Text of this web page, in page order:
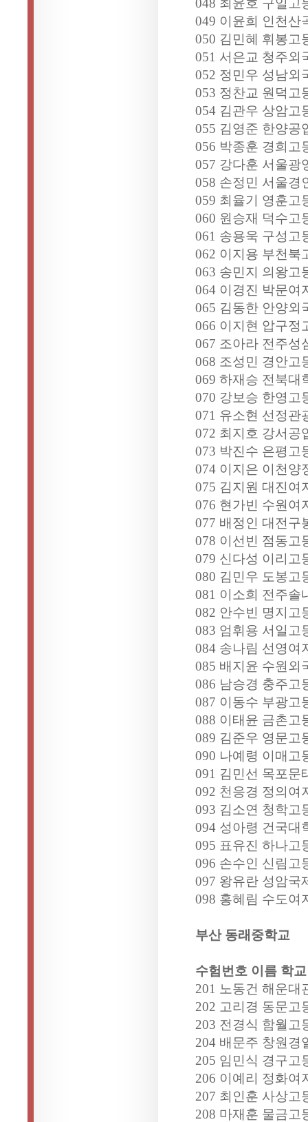
048 최윤호 구일고
049 이윤희 인천산
050 김민혜 휘봉고
051 서은교 청주외
052 정민우 성남외
053 정찬교 원덕고
054 김관우 상암고
055 김영준 한양공
056 박종훈 경희고
057 강다훈 서울광
058 손정민 서울경
059 최율기 영훈고
060 원승재 덕수고
061 송용욱 구성고
062 이지용 부천북
063 송민지 의왕고
064 이경진 박문여
065 김동한 안양외
066 이지현 압구정
067 조아라 전주성
068 조성민 경안고
069 하재승 전북대
070 강보승 한영고
071 유소현 선정관
072 최지호 강서공
073 박진수 은평고
074 이지은 이천양
075 김지원 대진여
076 현가빈 수원여
077 배정인 대전구
078 이선빈 점동고
079 신다성 이리고
080 김민우 도봉고
081 이소희 전주솔
082 안수빈 명지고
083 엄휘용 서일고
084 송나림 선영여
085 배지윤 수원외
086 남승경 충주고
087 이동수 부광고
088 이태윤 금촌고
089 김준우 영문고
090 나예령 이매고
091 김민선 목포문
092 천응경 정의여
093 김소연 청학고
094 성아령 건국대
095 표유진 하나고
096 손수인 신림고
097 왕유란 성암국
098 홍혜림 수도여
부산 동래중학교
수험번호 이름 학
201 노동건 해운대
202 고리경 동문고
203 전경식 함월고
204 배문주 창원경
205 임민식 경구고
206 이예리 정화여
207 최인훈 사상고
208 마재훈 물금고